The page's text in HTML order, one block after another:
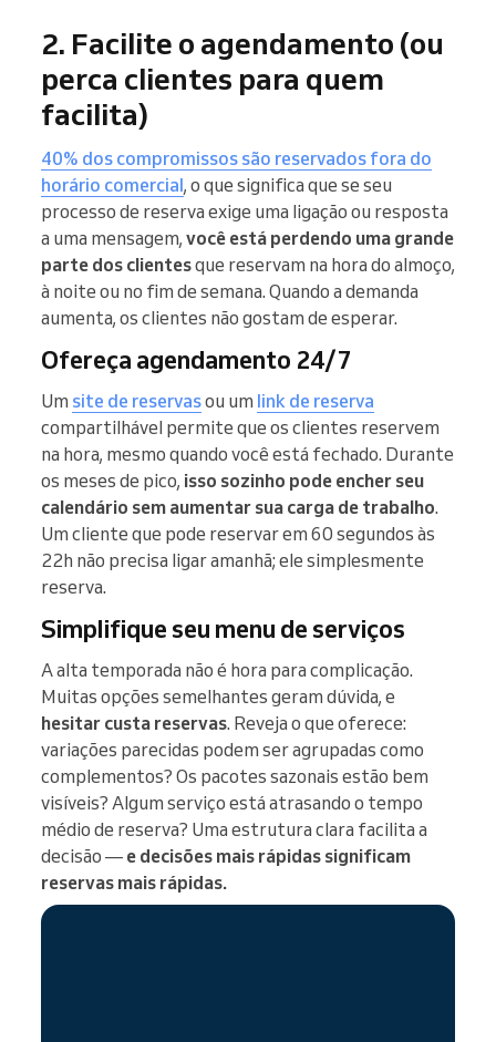
2. Facilite o agendamento (ou
perca clientes para quem
facilita)
40% dos compromissos são reservados fora do
horário comercial, o que significa que se seu
processo de reserva exige uma ligação ou resposta
a uma mensagem, você está perdendo uma grande
parte dos clientesque reservam na hora do almoço,
à noite ou no fim de semana. Quando a demanda
aumenta, os clientes não gostam de esperar.
Ofereça agendamento 24/7
Um site de reservasou um link de reserva
compartilhável permite que os clientes reservem
na hora, mesmo quando você está fechado. Durante
os meses de pico, isso sozinho pode encher seu
calendário sem aumentar sua carga de trabalho.
Um cliente que pode reservar em 60 segundos às
22h não precisa ligar amanhã; ele simplesmente
reserva.
Simplifique seu menu de serviços
A alta temporada não é hora para complicação.
Muitas opções semelhantes geram dúvida, e
hesitar custa reservas. Reveja o que oferece:
variações parecidas podem ser agrupadas como
complementos? Os pacotes sazonais estão bem
visíveis? Algum serviço está atrasando o tempo
médio de reserva? Uma estrutura clara facilita a
decisão — e decisões mais rápidas significam
reservas mais rápidas.